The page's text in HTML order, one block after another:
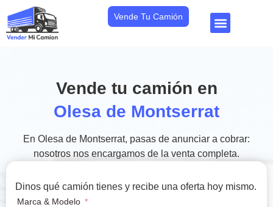
Vende Tu Camión
Vende tu camión en
Olesa de Montserrat
En Olesa de Montserrat, pasas de anunciar a cobrar:
nosotros nos encargamos de la venta completa.
Dinos qué camión tienes y recibe una oferta hoy mismo.
Marca & Modelo